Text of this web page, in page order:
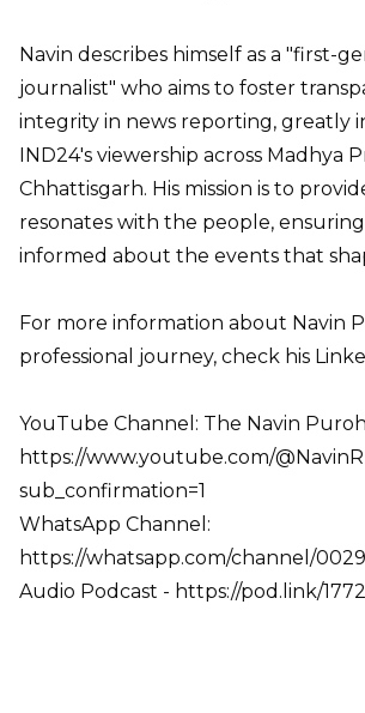
Navin describes himself as a "first-
journalist" who aims to foster
integrity in news reporting, greatly
IND24's viewership across Madhya
Chhattisgarh. His mission is to
resonates with the people,
informed about the events that
For more information about Navin
professional journey, check his
YouTube Channel: The Navin
https://www.youtube.com/
sub_confirmation=1
WhatsApp Channel:
https://whatsapp.com/channel/
Audio Podcast - https://pod.link/